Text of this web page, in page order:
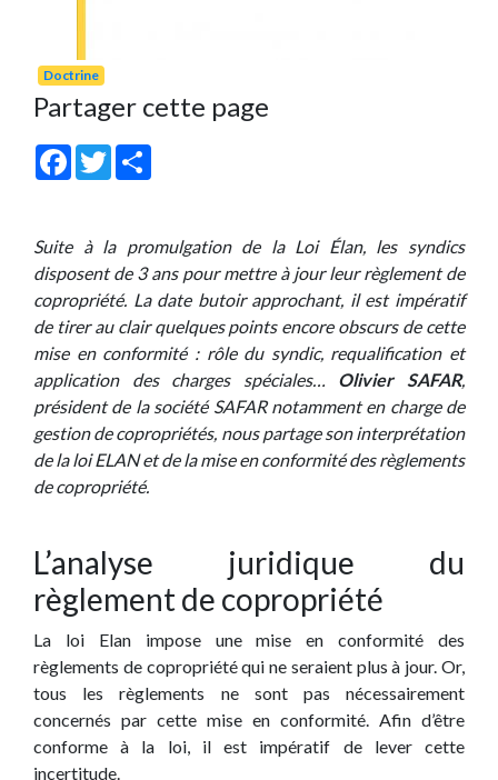
Doctrine
Partager cette page
Facebook
Twitter
Suite à la promulgation de la Loi Élan, les syndics
disposent de 3 ans pour mettre à jour leur règlement de
copropriété. La date butoir approchant, il est impératif
de tirer au clair quelques points encore obscurs de cette
mise en conformité : rôle du syndic, requalification et
application des charges spéciales… Olivier SAFAR,
président de la société SAFAR notamment en charge de
gestion de copropriétés, nous partage son interprétation
de la loi ELAN et de la mise en conformité des règlements
de copropriété.
L’analyse juridique du
règlement de copropriété
La loi Elan impose une mise en conformité des
règlements de copropriété qui ne seraient plus à jour. Or,
tous les règlements ne sont pas nécessairement
concernés par cette mise en conformité. Afin d’être
conforme à la loi, il est impératif de lever cette
incertitude.